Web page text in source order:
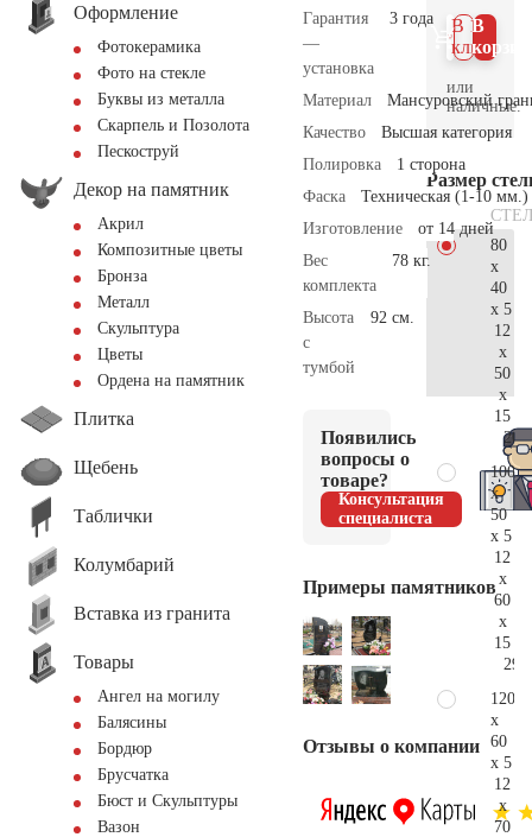
Оформление
Фотокерамика
Фото на стекле
Буквы из металла
Скарпель и Позолота
Пескоструй
Декор на памятник
Акрил
Композитные цветы
Бронза
Металл
Скульптура
Цветы
Ордена на памятник
Плитка
Щебень
Таблички
Колумбарий
Вставка из гранита
Товары
Ангел на могилу
Балясины
Бордюр
Брусчатка
Бюст и Скульптуры
Вазон
Гарантия
—
установка
3 года
Материал
Мансуровский
Качество
Высшая категория
Полировка
1 сторона
Фаска
Техническая (1-10 мм.)
Изготовление
от 14 дней
Вес
комплекта
78 кг.
Высота
с
тумбой
92 см.
Появились
вопросы о
товаре?
Консультация
специалиста
Примеры памятников
Отзывы о компании
В
В 1
клик
или
наличные.
Размер
80
x
40
x 5
12
x
50
x
15
100
x
50
x 5
12
x
60
x
15
120
x
60
x 5
12
x
70